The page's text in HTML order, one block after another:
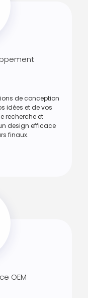
de conception
idées et de vos
recherche et
design efficace
finaux.
OEM